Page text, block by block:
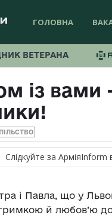
ГОЛОВНА
ВЕТЕРАНА
із вами
Слідкуйте за АрміяInform
і Павла, що у
й любов’ю до